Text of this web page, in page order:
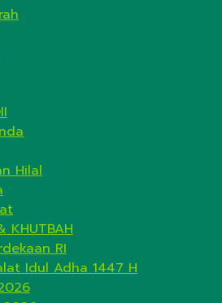
Hilal
KHUTBAH
RI
Idul Adha 1447 H